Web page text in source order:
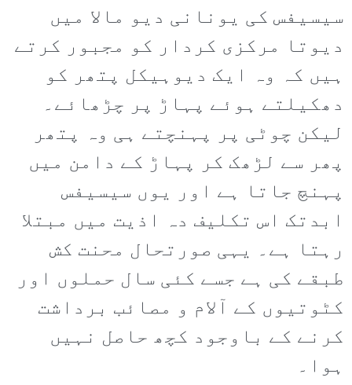
سیسیفس کی یونانی دیو مالا میں
دیوتا مرکزی کردار کو مجبور کرتے
ہیں کہ وہ ایک دیوہیکل پتھر کو
دھکیلتے ہوئے پہاڑ پر چڑھائے۔
لیکن چوٹی پر پہنچتے ہی وہ پتھر
پھر سے لڑھک کر پہاڑ کے دامن میں
پہنچ جاتا ہے اور یوں سیسیفس
ابدتک اس تکلیف دہ اذیت میں مبتلا
رہتا ہے۔ یہی صورتحال محنت کش
طبقے کی ہے جسے کئی سال حملوں اور
کٹوتیوں کے آلام و مصائب برداشت
کرنے کے باوجود کچھ حاصل نہیں
ہوا۔